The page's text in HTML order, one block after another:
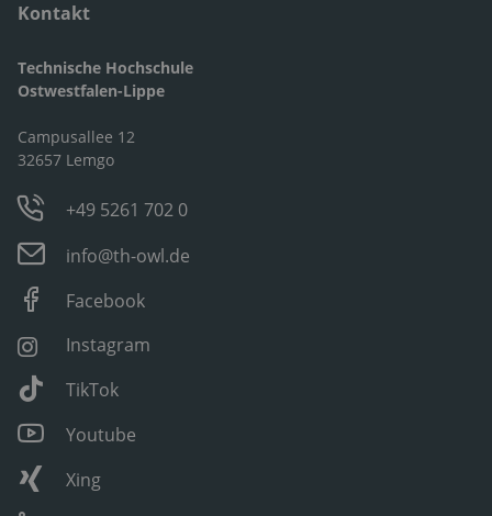
Kontakt
Technische Hochschule
Ostwestfalen-Lippe
Campusallee 12
32657 Lemgo
+49 5261 702 0
info@th-owl.de
Facebook
Instagram
TikTok
Youtube
Xing